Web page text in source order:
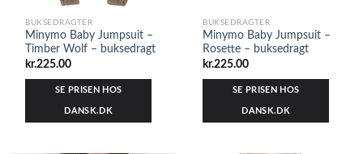
BUKSEDRAGTER
Minymo Baby Jumpsuit –
Timber Wolf – buksedragt
kr.225.00
SE PRISEN HOS
DANSK.DK
BUKSEDRAGTER
Minymo Baby Jumpsuit –
Rosette – buksedragt
kr.225.00
SE PRISEN HOS
DANSK.DK